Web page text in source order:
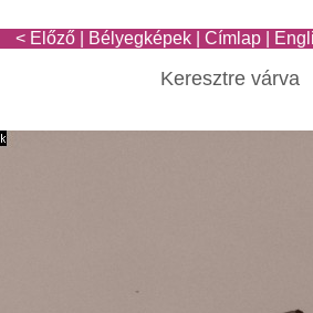
< Előző Bélyegképek Címlap
Keresztre várva